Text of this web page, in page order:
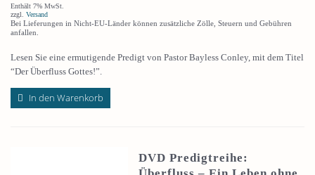
Enthält 7% MwSt.
zzgl. Versand
Bei Lieferungen in Nicht-EU-Länder können zusätzliche Zölle, Steuern und Gebühren
anfallen.
Lesen Sie eine ermutigende Predigt von Pastor Bayless Conley, mit dem Titel
“Der Überfluss Gottes!”.
In den Warenkorb
DVD Predigtreihe: